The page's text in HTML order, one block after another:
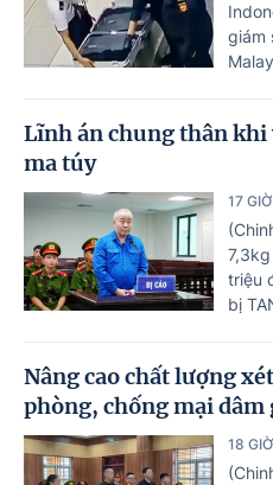
giám
Lĩnh án chung thân khi
ma túy
17
triệu
bị
Nâng cao chất lượng
phòng, chống mại dâm
18